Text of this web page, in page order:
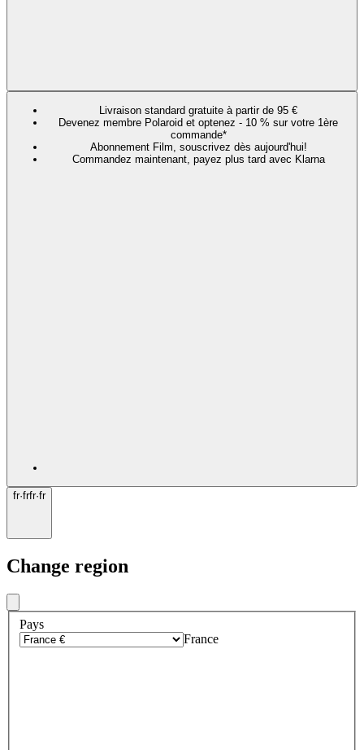
Livraison standard gratuite à partir de 95 €
Devenez membre Polaroid et optenez - 10 % sur votre 1ère
commande*
Abonnement Film, souscrivez dès aujourd'hui!
Commandez maintenant, payez plus tard avec Klarna
fr·frfr·fr
Change region
Pays
France